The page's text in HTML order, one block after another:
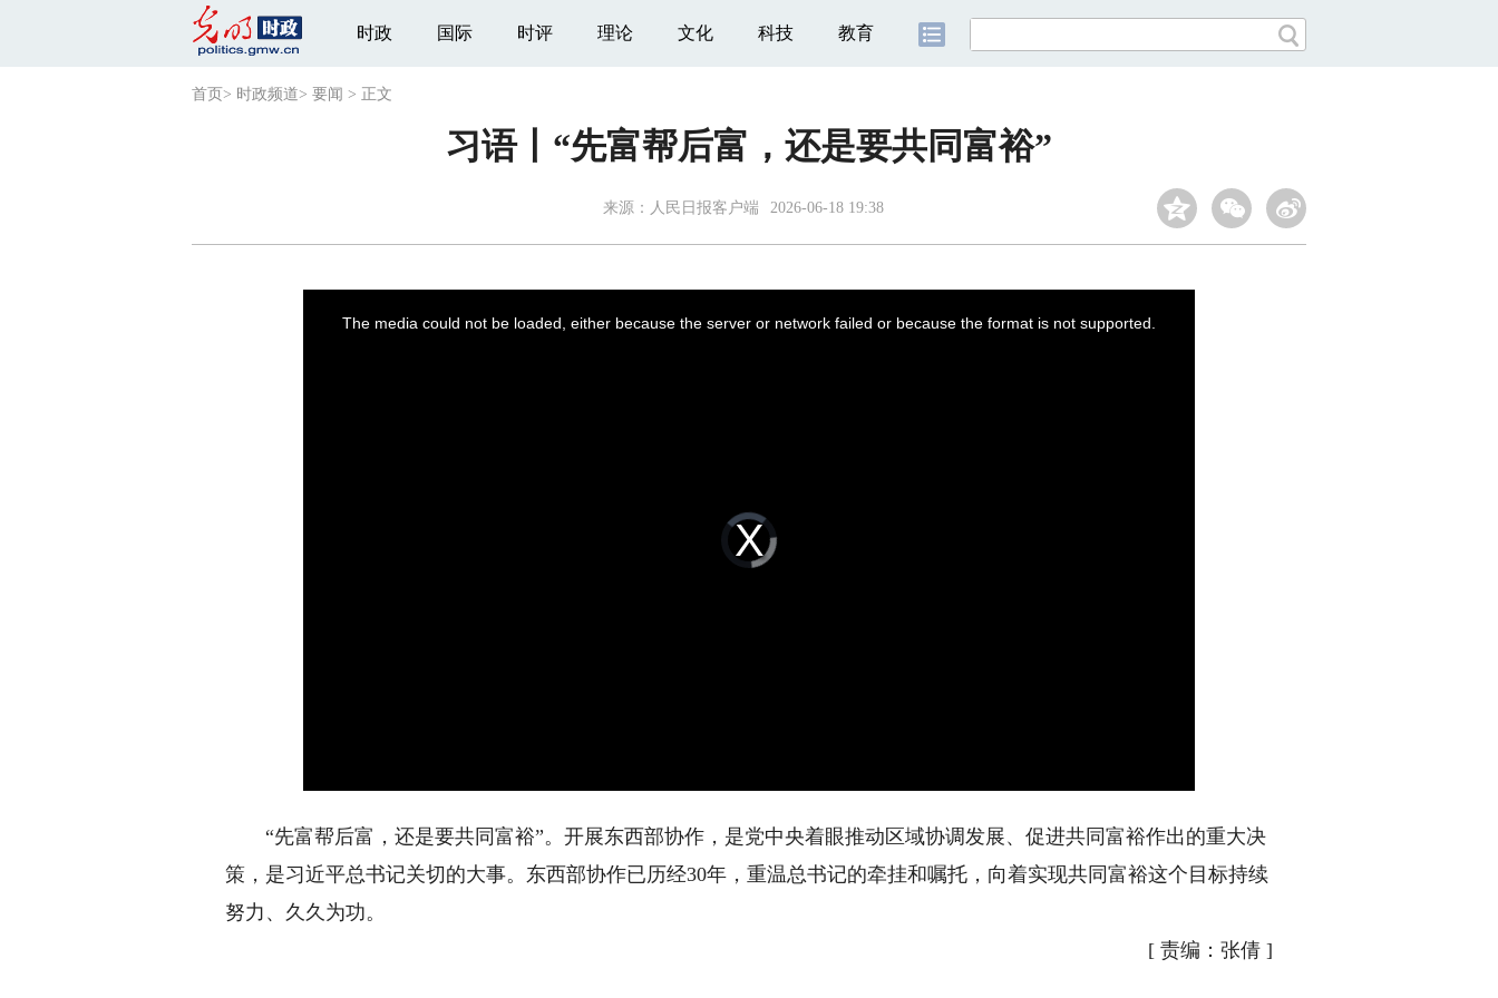
时政 国际 时评 理论 文化 科技 教育
首页 > 时政频道> 要闻 > 正文
习语丨“先富帮后富，还是要共同富裕”
来源： 人民日报客户端 2026-06-18 19:38
Video
Player
loading.
The media could not be loaded, either because the server or network failed or because the format is not supported.
“先富帮后富，还是要共同富裕”。开展东西部协作，是党中央着眼推动区域协调发展、促进共同富裕作出的重大决
策，是习近平总书记关切的大事。东西部协作已历经30年，重温总书记的牵挂和嘱托，向着实现共同富裕这个目标持续
努力、久久为功。
[ 责编：张倩 ]